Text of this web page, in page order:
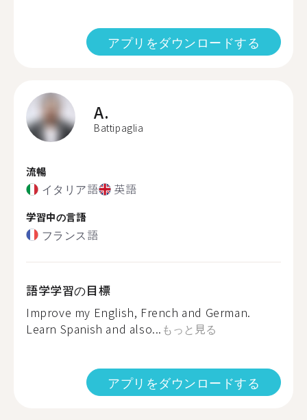
アプリをダウンロードする
A.
Battipaglia
流暢
イタリア語 英語
学習中の言語
フランス語
語学学習の目標
Improve my English, French and German.
Learn Spanish and also... もっと見る
アプリをダウンロードする